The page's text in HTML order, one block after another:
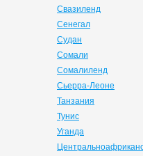
Свазиленд
Сенегал
Судан
Сомали
Сомалиленд
Сьерра-Леоне
Танзания
Тунис
Уганда